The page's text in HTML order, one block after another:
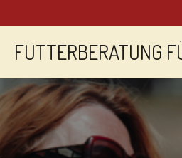
Hauptinhalt
springen
FUTTERBERATUNG